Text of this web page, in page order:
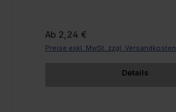
Regulärer Preis:
Ab 2,24 €
Preise exkl. MwSt. zzgl. Versandkosten
Details